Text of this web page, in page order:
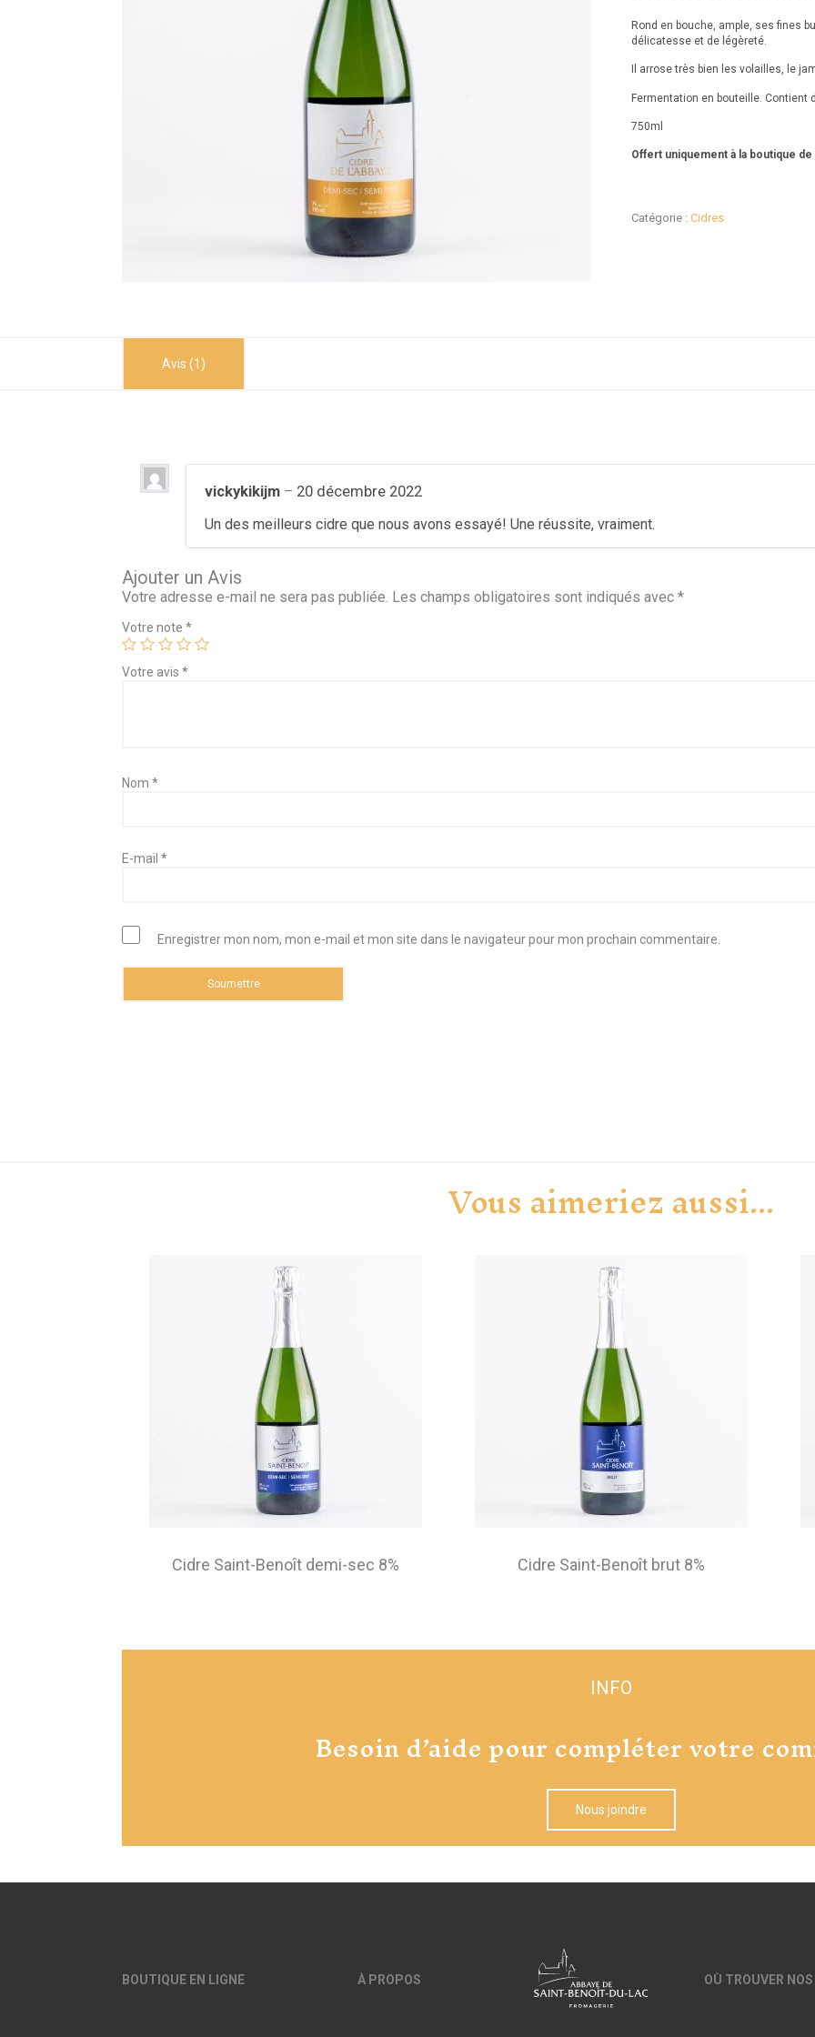
1
notation
Rond en bouche, ample, ses fines
délicatesse et de légèreté.
Il arrose très bien les volailles, le
Fermentation en bouteille. Contient
750ml
Offert uniquement à la boutique de
Catégorie : Cidres
Avis (1)
vickykikijm – 20 décembre 2022
Un des meilleurs cidre que nous avons essayé! Une réussite, vraiment.
Ajouter un Avis
Votre adresse e-mail ne sera pas publiée. Les champs obligatoires sont indiqués avec*
Votre note*
Votre avis*
Nom*
E-mail*
Enregistrer mon nom, mon e-mail et mon site dans le navigateur pour mon prochain commentaire.
Vous aimeriez aussi...
Cidre Saint-Benoît demi-sec 8% Cidre Saint-Benoît brut 8%
INFO
Besoin d’aide pour compléter votre
Nous joindre
BOUTIQUE EN LIGNE À PROPOS OÙ TROUVER